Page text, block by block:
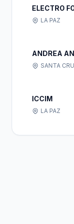
ELECTRO
LA PAZ
ANDREA
SANTA
ICCIM
LA PAZ